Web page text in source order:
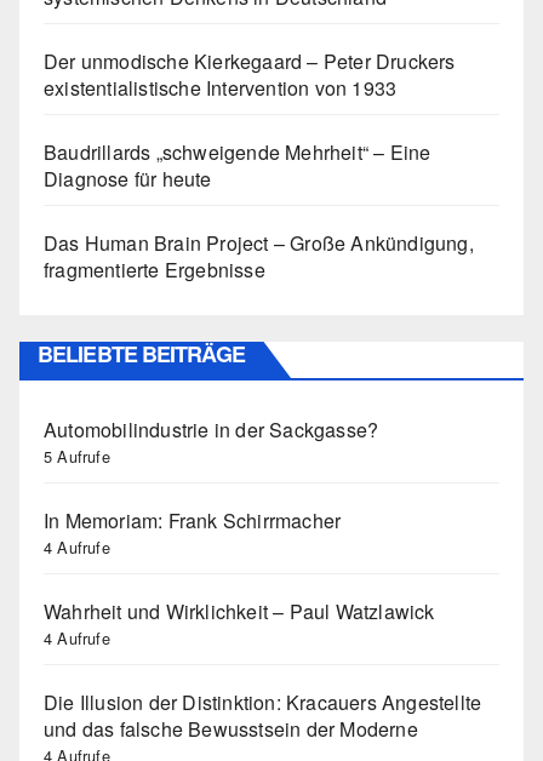
Der unmodische Kierkegaard – Peter Druckers
existentialistische Intervention von 1933
Baudrillards „schweigende Mehrheit“ – Eine
Diagnose für heute
Das Human Brain Project – Große Ankündigung,
fragmentierte Ergebnisse
BELIEBTE BEITRÄGE
Automobilindustrie in der Sackgasse?
5 Aufrufe
In Memoriam: Frank Schirrmacher
4 Aufrufe
Wahrheit und Wirklichkeit – Paul Watzlawick
4 Aufrufe
Die Illusion der Distinktion: Kracauers Angestellte
und das falsche Bewusstsein der Moderne
4 Aufrufe